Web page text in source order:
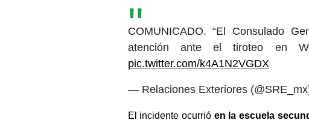
COMUNICADO. “El Consulado
atención ante el tiroteo en
pic.twitter.com/k4A1N2VGDX
— Relaciones Exteriores
El incidente ocurrió en la escuela